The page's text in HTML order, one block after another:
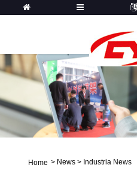
Home > News > Industria News